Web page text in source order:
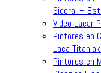
Sideral –
Video Lacar
Pintores en
Laca
Pintores en